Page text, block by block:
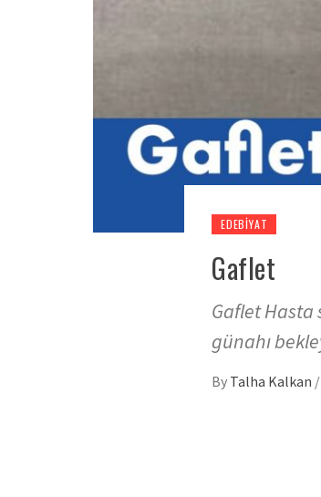
EDEBIYAT
Gaflet
Gaflet Hasta
günahı
By Talha Kalkan /